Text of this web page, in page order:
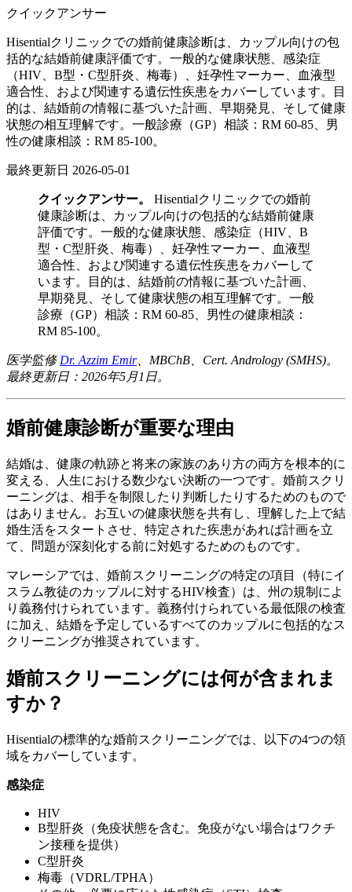
クイックアンサー
Hisentialクリニックでの婚前健康診断は、カップル向けの包
括的な結婚前健康評価です。一般的な健康状態、感染症
（HIV、B型・C型肝炎、梅毒）、妊孕性マーカー、血液型
適合性、および関連する遺伝性疾患をカバーしています。目
的は、結婚前の情報に基づいた計画、早期発見、そして健康
状態の相互理解です。一般診療（GP）相談：RM 60-85、男
性の健康相談：RM 85-100。
最終更新日 2026-05-01
クイックアンサー。
Hisentialクリニックでの婚前
健康診断は、カップル向けの包括的な結婚前健康
評価です。一般的な健康状態、感染症（HIV、B
型・C型肝炎、梅毒）、妊孕性マーカー、血液型
適合性、および関連する遺伝性疾患をカバーして
います。目的は、結婚前の情報に基づいた計画、
早期発見、そして健康状態の相互理解です。一般
診療（GP）相談：RM 60-85、男性の健康相談：
RM 85-100。
医学監修 Dr. Azzim Emir、MBChB、Cert. Andrology (SMHS)。
最終更新日：2026年5月1日。
婚前健康診断が重要な理由
結婚は、健康の軌跡と将来の家族のあり方の両方を根本的に
変える、人生における数少ない決断の一つです。婚前スクリ
ーニングは、相手を制限したり判断したりするためのもので
はありません。お互いの健康状態を共有し、理解した上で結
婚生活をスタートさせ、特定された疾患があれば計画を立
て、問題が深刻化する前に対処するためのものです。
マレーシアでは、婚前スクリーニングの特定の項目（特にイ
スラム教徒のカップルに対するHIV検査）は、州の規制によ
り義務付けられています。義務付けられている最低限の検査
に加え、結婚を予定しているすべてのカップルに包括的なス
クリーニングが推奨されています。
婚前スクリーニングには何が含まれま
すか？
Hisentialの標準的な婚前スクリーニングでは、以下の4つの領
域をカバーしています。
感染症
HIV
B型肝炎（免疫状態を含む。免疫がない場合はワクチ
ン接種を提供）
C型肝炎
梅毒（VDRL/TPHA）